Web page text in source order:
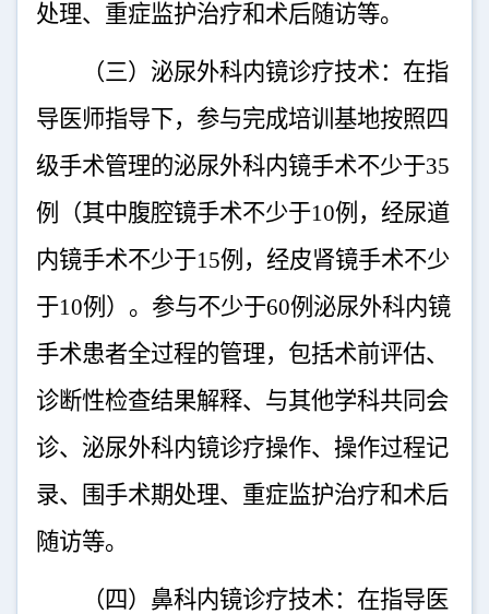
处理、重症监护治疗和术后随访等。
（三）泌尿外科内镜诊疗技术：在指
导医师指导下，参与完成培训基地按照四
级手术管理的泌尿外科内镜手术不少于35
例（其中腹腔镜手术不少于10例，经尿道
内镜手术不少于15例，经皮肾镜手术不少
于10例）。参与不少于60例泌尿外科内镜
手术患者全过程的管理，包括术前评估、
诊断性检查结果解释、与其他学科共同会
诊、泌尿外科内镜诊疗操作、操作过程记
录、围手术期处理、重症监护治疗和术后
随访等。
（四）鼻科内镜诊疗技术：在指导医